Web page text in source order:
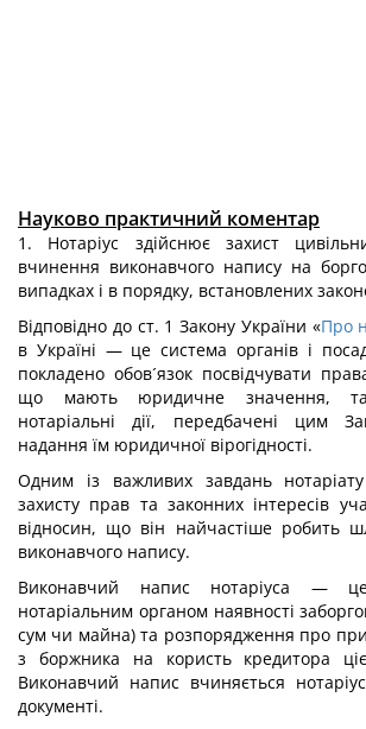
Науково практичний коментар
1. Нотаріус здійснює захист
вчинення виконавчого напису на
випадках і в порядку, встановлених
Відповідно до ст. 1 Закону України «Про
в Україні — це система органів і
покладено обов´язок посвідчувати
що мають юридичне значення,
нотаріальні дії, передбачені цим
надання їм юридичної вірогідності.
Одним із важливих завдань
захисту прав та законних інтересів
відносин, що він найчастіше робить
виконавчого напису.
Виконавчий напис нотаріуса — це
нотаріальним органом наявності
сум чи майна) та розпорядження про
з боржника на користь кредитора
Виконавчий напис вчиняється
документі.